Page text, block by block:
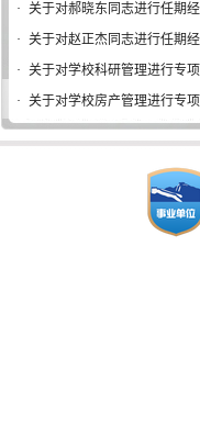
· 关于对郝晓东同志进行任期
· 关于对赵正杰同志进行任期
· 关于对学校科研管理进行专
· 关于对学校房产管理进行专